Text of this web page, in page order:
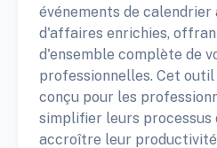
événements de calendrier
d'affaires enrichies,
d'ensemble complète de
professionnelles. Cet
conçu pour les
simplifier leurs processus
accroître leur